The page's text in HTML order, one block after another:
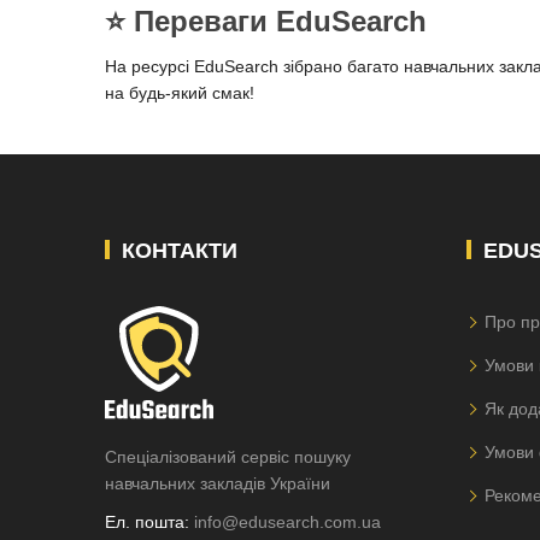
⭐️ Переваги EduSearch
На ресурсі EduSearch зібрано багато навчальних
на будь-який смак!
КОНТАКТИ
Спеціалізований сервіс пошуку
навчальних закладів України
Ел. пошта: info@edusearch.com.ua
Про
Умови
Як
Умови